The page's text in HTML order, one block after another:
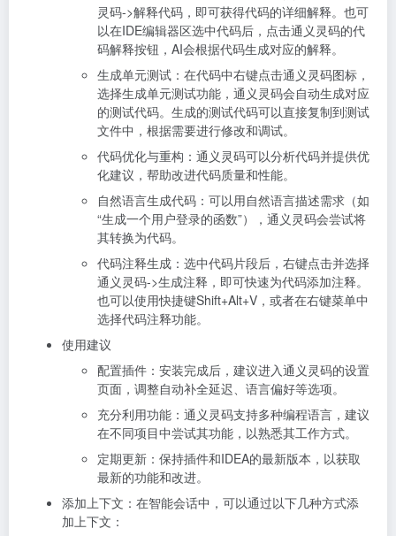
灵码->解释代码，即可获得代码的详细解释。也可
以在IDE编辑器区选中代码后，点击通义灵码的代
码解释按钮，AI会根据代码生成对应的解释。
生成单元测试：在代码中右键点击通义灵码图标，
选择生成单元测试功能，通义灵码会自动生成对应
的测试代码。生成的测试代码可以直接复制到测试
文件中，根据需要进行修改和调试。
代码优化与重构：通义灵码可以分析代码并提供优
化建议，帮助改进代码质量和性能。
自然语言生成代码：可以用自然语言描述需求（如
“生成一个用户登录的函数”），通义灵码会尝试将
其转换为代码。
代码注释生成：选中代码片段后，右键点击并选择
通义灵码->生成注释，即可快速为代码添加注释。
也可以使用快捷键Shift+Alt+V，或者在右键菜单中
选择代码注释功能。
使用建议
配置插件：安装完成后，建议进入通义灵码的设置
页面，调整自动补全延迟、语言偏好等选项。
充分利用功能：通义灵码支持多种编程语言，建议
在不同项目中尝试其功能，以熟悉其工作方式。
定期更新：保持插件和IDEA的最新版本，以获取
最新的功能和改进。
添加上下文：在智能会话中，可以通过以下几种方式添
加上下文：